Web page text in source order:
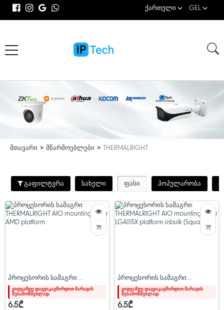
ქართული GEL
მთავარი მწარმოებლები THERMALRIGHT
გაფილტვრა სახელი ფასი პოპულარობა
პროცესორის სამაგრი:
THERMALRIGHT AIO mounting kit
for AMD platform
ყიდვამდე დაგვიკავშირდით მარაგის
შესამოწმებლად.
6.5₾
პროცესორის სამაგრი:
THERMALRIGHT AIO mounting kit
for LGA115X platform inbulk
(Square)
ყიდვამდე დაგვიკავშირდით მარაგის
შესამოწმებლად.
6.5₾